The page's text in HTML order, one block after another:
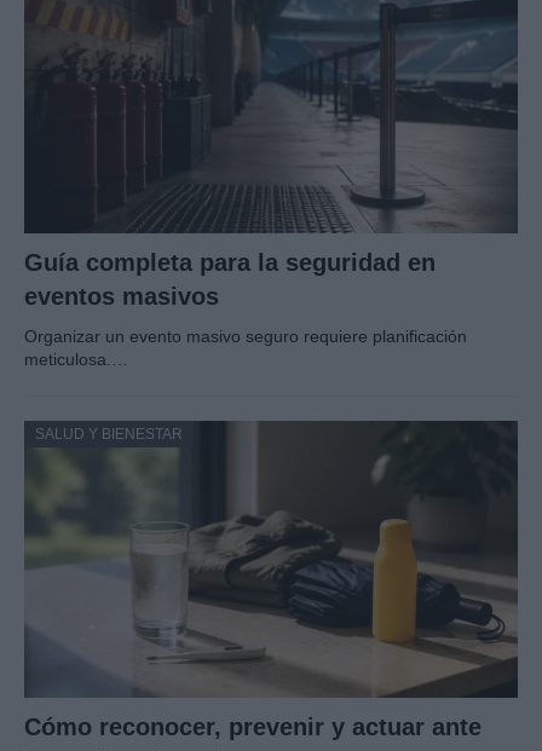
Guía completa para la seguridad en
eventos masivos
Organizar un evento masivo seguro requiere planificación
meticulosa.…
SALUD Y BIENESTAR
Cómo reconocer, prevenir y actuar ante